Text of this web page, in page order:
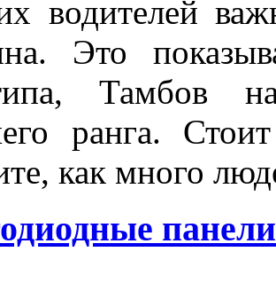
водителей
Это
Тамбов
ранга.
как много